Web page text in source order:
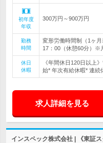
初年度
年収
300万円～900万円
勤務
時間
変形労働時間制（1ヶ
17：00（休憩60分）※
休日
休暇
《年間休日120日以上
始* 年次有給休暇* 連続
求人詳細を見る
インスペック株式会社 | 《東証